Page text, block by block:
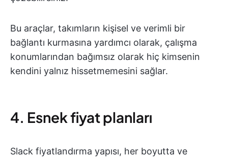
Bu araçlar, takımların kişisel ve verimli bir
bağlantı kurmasına yardımcı olarak, çalışma
konumlarından bağımsız olarak hiç kimsenin
kendini yalnız hissetmemesini sağlar.
4. Esnek fiyat planları
Slack fiyatlandırma yapısı, her boyutta ve